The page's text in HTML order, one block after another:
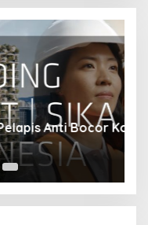
Bocor Kolam Air